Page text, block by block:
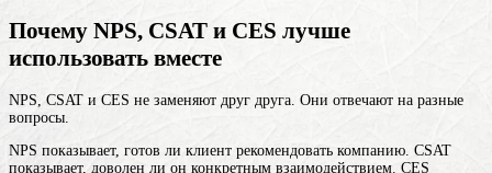
Почему NPS, CSAT и CES лучше
использовать вместе
NPS, CSAT и CES не заменяют друг друга. Они отвечают на разные
вопросы.
NPS показывает, готов ли клиент рекомендовать компанию. CSAT
показывает, доволен ли он конкретным взаимодействием. CES